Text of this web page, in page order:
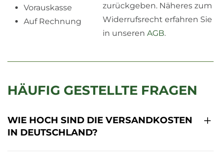
Vorauskasse
Auf Rechnung
zurückgeben. Näheres zum
Widerrufsrecht erfahren Sie
in unseren AGB.
HÄUFIG GESTELLTE FRAGEN
WIE HOCH SIND DIE VERSANDKOSTEN
IN DEUTSCHLAND?